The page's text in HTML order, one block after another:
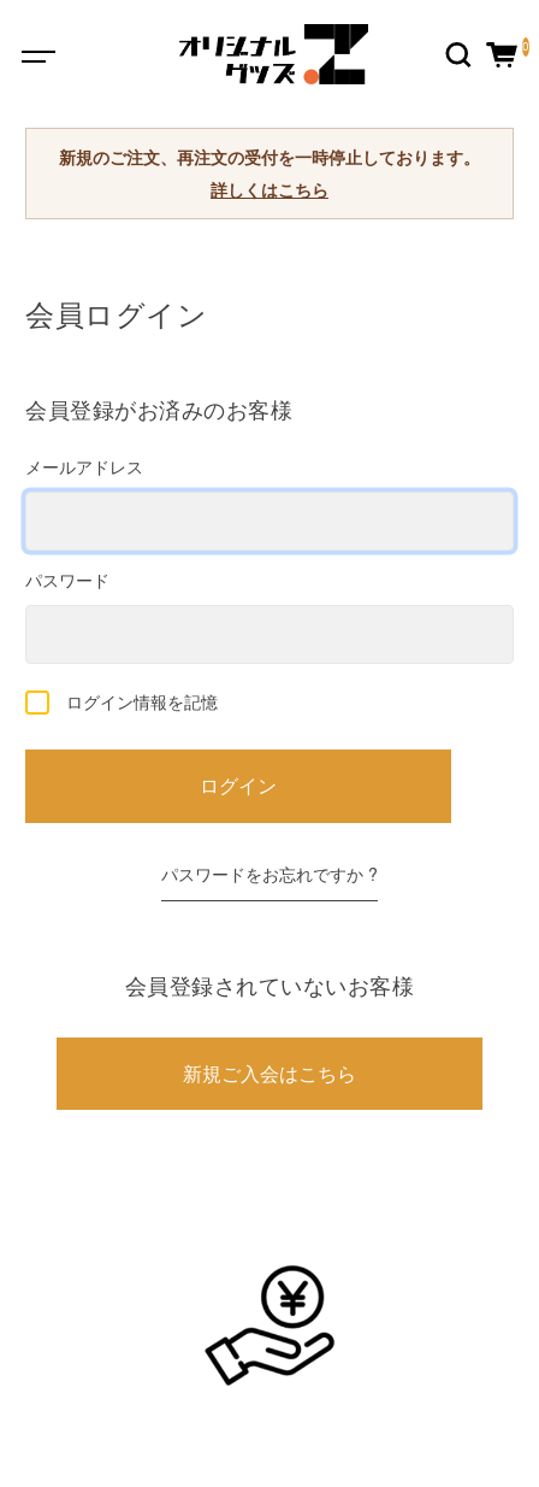
0
新規のご注文、再注文の受付を一時停止しております。
詳しくはこちら
会員ログイン
会員登録がお済みのお客様
メールアドレス
パスワード
ログイン情報を記憶
パスワードをお忘れですか ?
会員登録されていないお客様
新規ご入会はこちら